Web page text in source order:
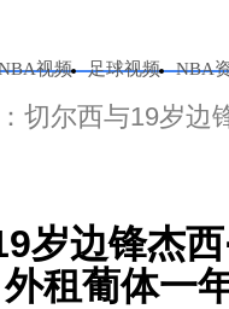
视频 足球视频 NBA
切尔西与19岁边
岁边锋杰
外租葡体一